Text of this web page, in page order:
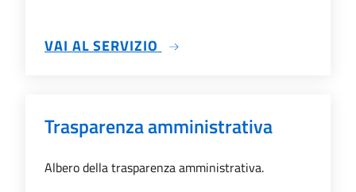
VAI AL SERVIZIO SU DOCUMENTI ALL'ALBO
Trasparenza amministrativa
Albero della trasparenza amministrativa.